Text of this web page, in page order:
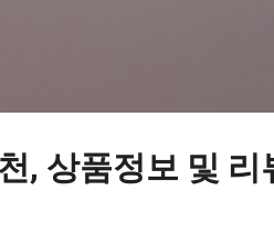
, 상품정보 및 리